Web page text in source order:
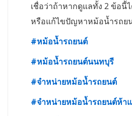
เชื่อว่าถ้าหากดูแลทั้ง 2 ข้อนี้
หรือแก้ไขปัญหาหม้อน้ำรถย
#หม้อน้ำรถยนต์
#หม้อน้ำรถยนต์นนทบุรี
#จำหน่ายหม้อน้ำรถยนต์
#จำหน่ายหม้อน้ำรถยนต์ห้า